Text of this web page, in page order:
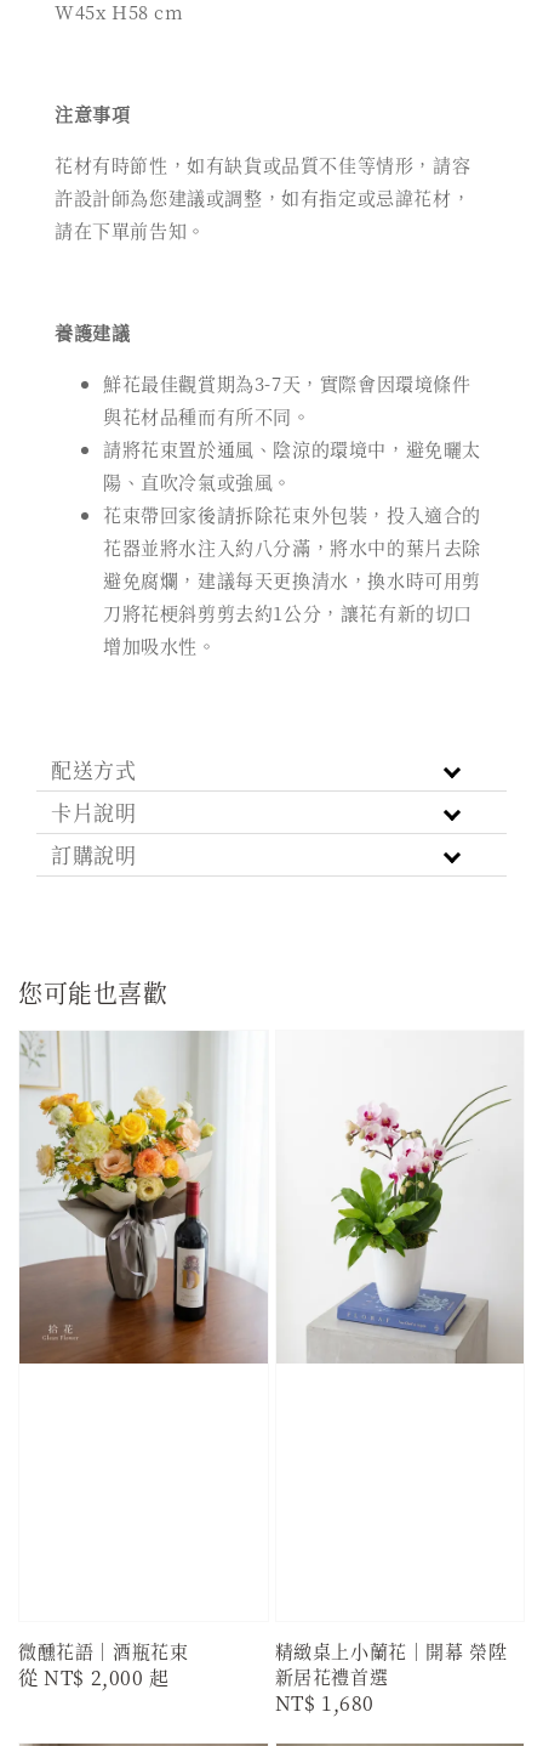
W45x H58 cm
注意事項
花材有時節性，如有缺貨或品質不佳等情形，請容
許設計師為您建議或調整，如有指定或忌諱花材，
請在下單前告知。
養護建議
鮮花最佳觀賞期為3-7天，實際會因環境條件
與花材品種而有所不同。
請將花束置於通風、陰涼的環境中，避免曬太
陽、直吹冷氣或強風。
花束帶回家後請拆除花束外包裝，投入適合的
花器並將水注入約八分滿，將水中的葉片去除
避免腐爛，建議每天更換清水，換水時可用剪
刀將花梗斜剪剪去約1公分，讓花有新的切口
增加吸水性。
配送方式
卡片說明
訂購說明
您可能也喜歡
微醺花語｜酒瓶花束
Regular
從NT$ 2,000 起
精緻桌上小蘭花｜開幕 榮陞
新居花禮首選
Regular
NT$ 1,680